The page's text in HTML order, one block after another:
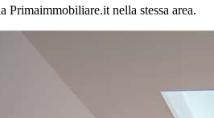
Primaimmobiliare.it nella stessa area.